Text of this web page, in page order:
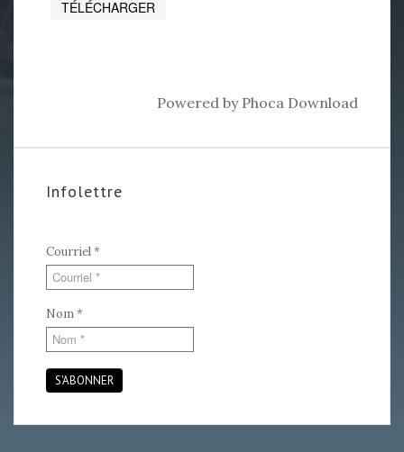
Powered by Phoca Download
Infolettre
Courriel*
Nom*
S'ABONNER